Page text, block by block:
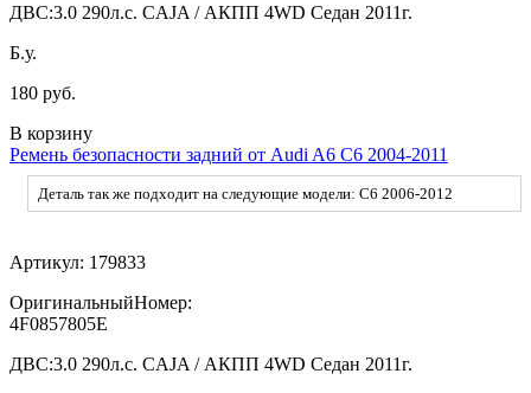
ДВС:3.0 290л.с. CAJA / АКПП 4WD Седан 2011г.
Б.у.
180 руб.
В корзину
Ремень безопасности задний от Audi A6 C6 2004-2011
Деталь так же подходит на следующие модели: C6 2006-2012
Артикул: 179833
ОригинальныйНомер:
4F0857805E
ДВС:3.0 290л.с. CAJA / АКПП 4WD Седан 2011г.